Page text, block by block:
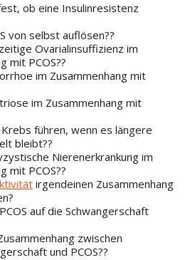
ob eine Insulinresistenz
von selbst auflösen??
Ovarialinsuffizienz im
mit PCOS??
im Zusammenhang mit
im Zusammenhang mit
Krebs führen, wenn es längere
bleibt??
Nierenerkrankung im
mit PCOS??
irgendeinen Zusammenhang
auf die Schwangerschaft
zwischen
und PCOS??